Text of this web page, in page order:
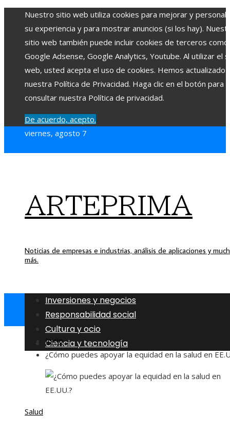
Nuestro sitio web utiliza cookies para mejorar y
su experiencia y para mostrar anuncios (si los hay).
sitio web también puede incluir cookies de terceros como
Google Adsense, Google Analytics, Youtube. Al utilizar el
web, usted acepta el uso de cookies. Hemos actualizado
nuestra Política de Privacidad. Haga clic en el botón para
consultar nuestra Política de privacidad.
De acuerdo, acepto.
viernes, agosto 7
ARTEPRIMA
Noticias de empresas e industrias, análisis de aplicaciones y
más.
Inversiones y negocios
Responsabilidad social
Cultura y ocio
Ciencia y tecnología
Inicio
¿Cómo puedes apoyar la equidad en la salud en
Salud